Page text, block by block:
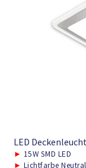
LED
► 15W SMD LED
► Lichtfarbe Neutral